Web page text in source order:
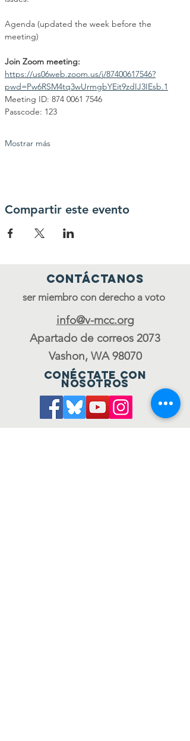
Agenda (updated the week before the
meeting)
Join Zoom meeting:
https://us06web.zoom.us/j/87400617546?
pwd=Pw6RSM4tq3wUrmgbYEit9zdIJ3IEsb.1
Meeting ID: 874 0061 7546
Passcode: 123
Mostrar más
Compartir este evento
Contáctanos
ser miembro con derecho a voto
info@v-mcc.org
Apartado de correos 2073
Vashon, WA 98070
Conéctate con
nosotros